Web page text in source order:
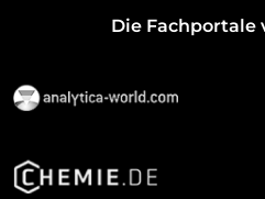
Die Fachportale